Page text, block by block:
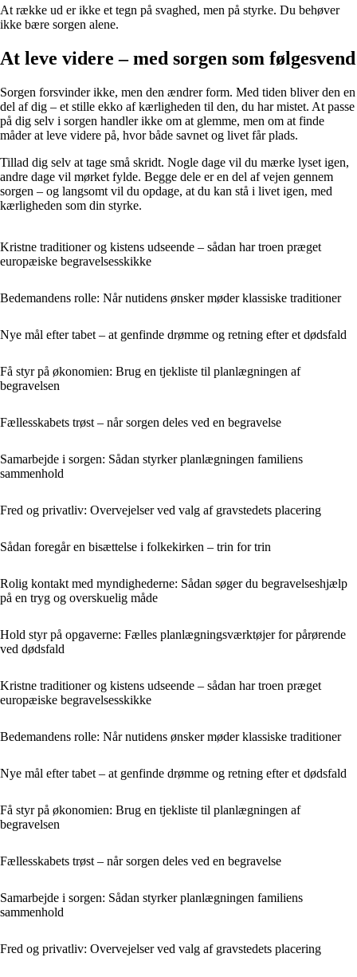
At række ud er ikke et tegn på svaghed, men på styrke. Du behøver
ikke bære sorgen alene.
At leve videre – med sorgen som følgesvend
Sorgen forsvinder ikke, men den ændrer form. Med tiden bliver den en
del af dig – et stille ekko af kærligheden til den, du har mistet. At passe
på dig selv i sorgen handler ikke om at glemme, men om at finde
måder at leve videre på, hvor både savnet og livet får plads.
Tillad dig selv at tage små skridt. Nogle dage vil du mærke lyset igen,
andre dage vil mørket fylde. Begge dele er en del af vejen gennem
sorgen – og langsomt vil du opdage, at du kan stå i livet igen, med
kærligheden som din styrke.
Kristne traditioner og kistens udseende – sådan har troen præget
europæiske begravelsesskikke
Bedemandens rolle: Når nutidens ønsker møder klassiske traditioner
Nye mål efter tabet – at genfinde drømme og retning efter et dødsfald
Få styr på økonomien: Brug en tjekliste til planlægningen af
begravelsen
Fællesskabets trøst – når sorgen deles ved en begravelse
Samarbejde i sorgen: Sådan styrker planlægningen familiens
sammenhold
Fred og privatliv: Overvejelser ved valg af gravstedets placering
Sådan foregår en bisættelse i folkekirken – trin for trin
Rolig kontakt med myndighederne: Sådan søger du begravelseshjælp
på en tryg og overskuelig måde
Hold styr på opgaverne: Fælles planlægningsværktøjer for pårørende
ved dødsfald
Kristne traditioner og kistens udseende – sådan har troen præget
europæiske begravelsesskikke
Bedemandens rolle: Når nutidens ønsker møder klassiske traditioner
Nye mål efter tabet – at genfinde drømme og retning efter et dødsfald
Få styr på økonomien: Brug en tjekliste til planlægningen af
begravelsen
Fællesskabets trøst – når sorgen deles ved en begravelse
Samarbejde i sorgen: Sådan styrker planlægningen familiens
sammenhold
Fred og privatliv: Overvejelser ved valg af gravstedets placering